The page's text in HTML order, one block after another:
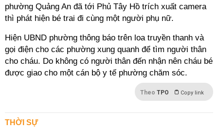
phường Quảng An đã tới Phủ Tây Hồ trích xuất camera
thì phát hiện bé trai đi cùng một người phụ nữ.
Hiện UBND phường thông báo trên loa truyền thanh và
gọi điện cho các phường xung quanh để tìm người thân
cho cháu. Do không có người thân đến nhận nên cháu bé
được giao cho một cán bộ y tế phường chăm sóc.
Theo TPO Copy link
THỜI SỰ